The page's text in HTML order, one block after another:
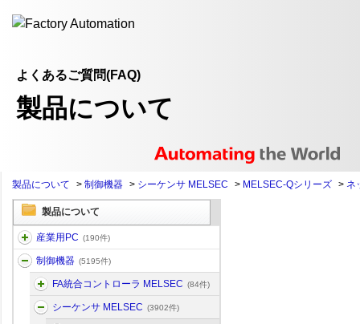
よくあるご質問(FAQ)
製品について
製品について > 制御機器 > シーケンサ MELSEC > MELSEC-Qシリーズ > ネ
製品について
産業用PC (190件)
制御機器 (5195件)
FA統合コントローラ MELSEC (84件)
シーケンサ MELSEC (3902件)